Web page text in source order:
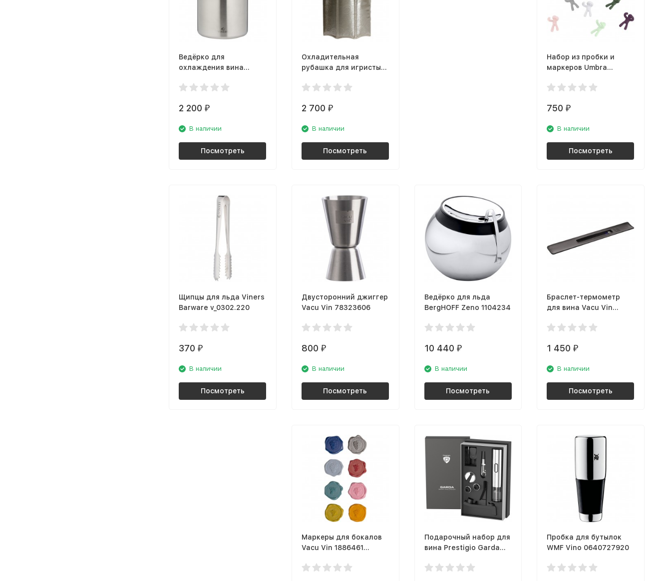
Ведёрко для
охлаждения вина
v_0302.212
2 200 ₽
В наличии
Посмотреть
Охладительная
рубашка для игристых
платина
2 700 ₽
В наличии
Посмотреть
Набор из пробки и
маркеров Umbra
022
750₽
В наличии
Посмотреть
Щипцы для льда Viners
Barware v_0302.220
370 ₽
В наличии
Посмотреть
Двусторонний джиггер
Vacu Vin 78323606
800 ₽
В наличии
Посмотреть
Ведёрко для льда
BergHOFF Zeno 1104234
10 440 ₽
В наличии
Посмотреть
Браслет-термометр
для вина Vacu Vin
1 450₽
В наличии
Посмотреть
Маркеры для бокалов
Vacu Vin 1886461
Подарочный набор для
вина Prestigio Garda
Пробка для бутылок
WMF Vino 0640727920